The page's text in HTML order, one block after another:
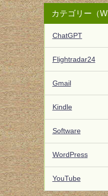
カテゴリー（
ChatGPT
Flightradar24
Gmail
Kindle
Software
WordPress
YouTube